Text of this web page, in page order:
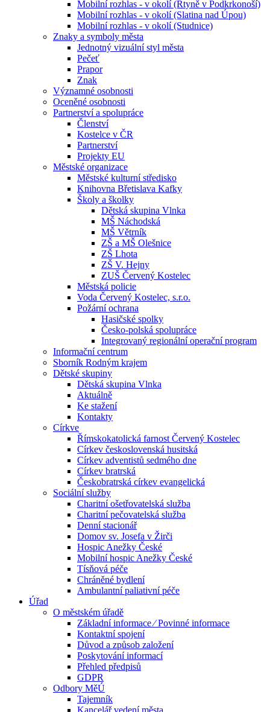
Mobilní rozhlas - v okolí (Rtyně v Podkrkonoší)
Mobilní rozhlas - v okolí (Slatina nad Úpou)
Mobilní rozhlas - v okolí (Studnice)
Znaky a symboly města
Jednotný vizuální styl města
Pečeť
Prapor
Znak
Významné osobnosti
Oceněné osobnosti
Partnerství a spolupráce
Členství
Kostelce v ČR
Partnerství
Projekty EU
Městské organizace
Městské kulturní středisko
Knihovna Břetislava Kafky
Školy a školky
Dětská skupina Vlnka
MŠ Náchodská
MŠ Větrník
ZŠ a MŠ Olešnice
ZŠ Lhota
ZŠ V. Hejny
ZUŠ Červený Kostelec
Městská policie
Voda Červený Kostelec, s.r.o.
Požární ochrana
Hasičské spolky
Česko-polská spolupráce
Integrovaný regionální operační program
Informační centrum
Sborník Rodným krajem
Dětské skupiny
Dětská skupina Vlnka
Aktuálně
Ke stažení
Kontakty
Církve
Římskokatolická farnost Červený Kostelec
Církev československá husitská
Církev adventistů sedmého dne
Církev bratrská
Českobratrská církev evangelická
Sociální služby
Charitní ošetřovatelská služba
Charitní pečovatelská služba
Denní stacionář
Domov sv. Josefa v Žirči
Hospic Anežky České
Mobilní hospic Anežky České
Tísňová péče
Chráněné bydlení
Ambulantní paliativní péče
Úřad
O městském úřadě
Základní informace ⁄ Povinné informace
Kontaktní spojení
Důvod a způsob založení
Poskytování informací
Přehled předpisů
GDPR
Odbory MěÚ
Tajemník
Kancelář vedení města